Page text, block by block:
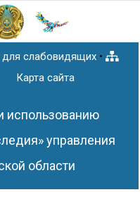
для слабовидящих•
Карта сайта
использованию
управления
области